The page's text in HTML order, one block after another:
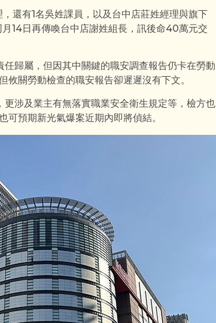
還有1名吳姓課員，以及台中店莊姓經理與旗下
14日再傳喚台中店謝姓組長，訊後命40萬元交
歸屬，但因其中關鍵的職安調查報告仍卡在勞動
關勞動檢查的職安報告卻遲遲沒有下文。
涉及業主有無落實職業安全衛生規定等，檢方也
預期新光氣爆案近期內即將偵結。